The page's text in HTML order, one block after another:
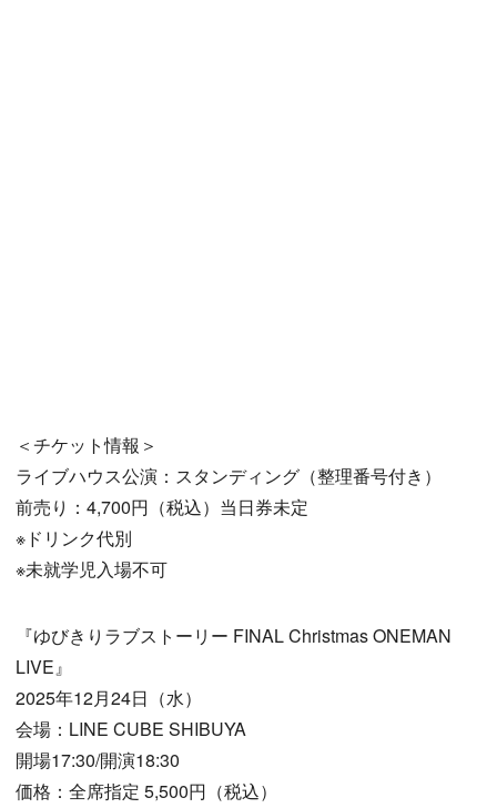
＜チケット情報＞
ライブハウス公演：スタンディング（整理番号付き）
前売り：4,700円（税込）当日券未定
※ドリンク代別
※未就学児入場不可
『ゆびきりラブストーリー FINAL Christmas ONEMAN
LIVE』
2025年12月24日（水）
会場：LINE CUBE SHIBUYA
開場17:30/開演18:30
価格：全席指定 5,500円（税込）